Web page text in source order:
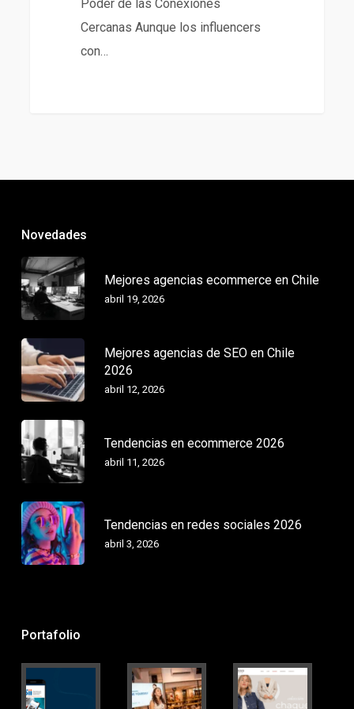
Poder de las Conexiones
Cercanas Aunque los influencers
con…
Novedades
Mejores agencias ecommerce en Chile
abril 19, 2026
Mejores agencias de SEO en Chile
2026
abril 12, 2026
Tendencias en ecommerce 2026
abril 11, 2026
Tendencias en redes sociales 2026
abril 3, 2026
Portafolio